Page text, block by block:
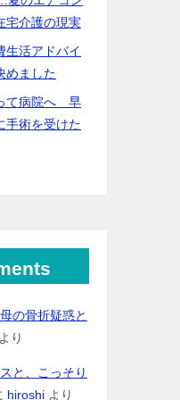
宅介護の現実
生活アドバイ
めました
て病院へ 早
手術を受けた
の骨折疑惑と
より
と、こっそり
hiroshi より